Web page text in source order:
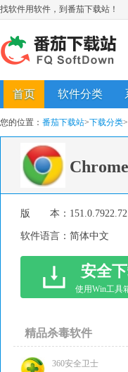
找软件用软件，到番茄下载站！
首页 软件分类
您的位置： 番茄下载站>下载分类>
版 本： 151.0.7922.72
软件语言： 简体中文
安全
使用Win工具
精品杀毒软件
360安全卫士